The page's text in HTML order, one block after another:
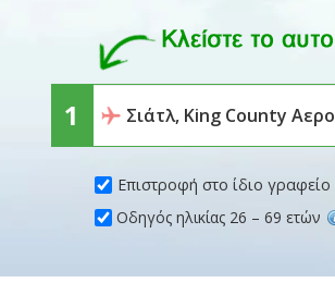
Επιστροφή στο ίδιο γραφείο
Οδηγός ηλικίας 26 – 69 ετών